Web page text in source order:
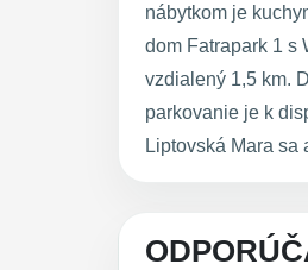
nábytkom je
dom Fatrapark 1 s
vzdialený 1,5 km.
parkovanie je k
Liptovská Mara sa